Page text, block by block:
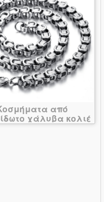
από
χάλυβα κολιέ